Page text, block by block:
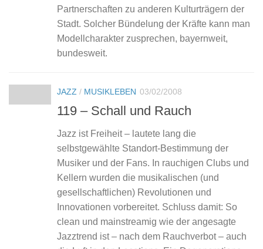
Partnerschaften zu anderen Kulturträgern der
Stadt. Solcher Bündelung der Kräfte kann man
Modellcharakter zusprechen, bayernweit,
bundesweit.
JAZZ / MUSIKLEBEN 03/02/2008
119 – Schall und Rauch
Jazz ist Freiheit – lautete lang die
selbstgewählte Standort-Bestimmung der
Musiker und der Fans. In rauchigen Clubs und
Kellern wurden die musikalischen (und
gesellschaftlichen) Revolutionen und
Innovationen vorbereitet. Schluss damit: So
clean und mainstreamig wie der angesagte
Jazztrend ist – nach dem Rauchverbot – auch